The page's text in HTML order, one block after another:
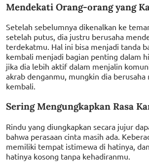
Mendekati Orang-orang yang
Setelah sebelumnya dikenalkan ke
setelah putus, dia justru berusaha
terdekatmu. Hal ini bisa menjadi tanda
kembali menjadi bagian penting dalam
jika dia lebih aktif dalam menjalin
akrab denganmu, mungkin dia
kembali.
Sering Mengungkapkan Rasa
Rindu yang diungkapkan secara jujur
bahwa perasaan cinta masih ada.
memiliki tempat istimewa di hatinya,
hatinya kosong tanpa kehadiranmu.